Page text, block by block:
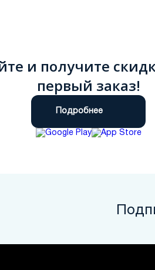
и получите
первый заказ!
Подробнее